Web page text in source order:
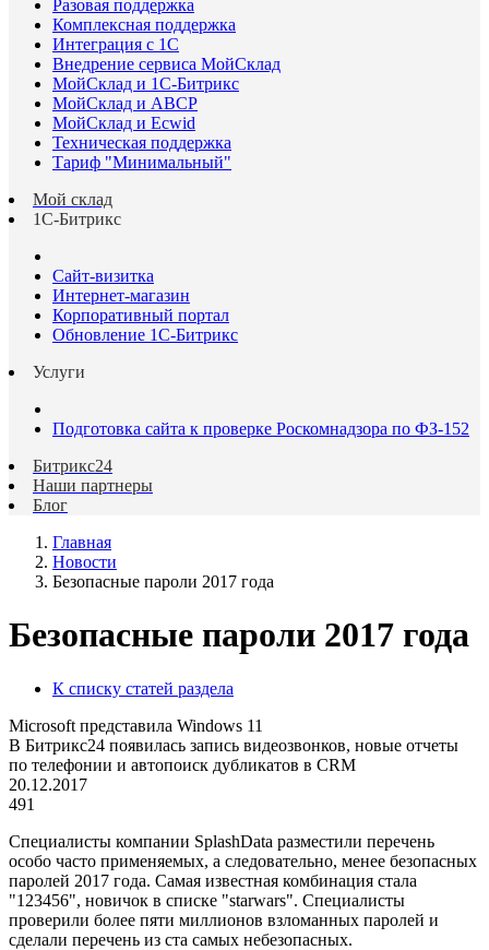
Разовая поддержка
Комплексная поддержка
Интеграция с 1С
Внедрение сервиса МойСклад
МойСклад и 1С-Битрикс
МойСклад и ABCP
МойСклад и Ecwid
Техническая поддержка
Тариф "Минимальный"
Мой склад
1С-Битрикс
Сайт-визитка
Интернет-магазин
Корпоративный портал
Обновление 1С-Битрикс
Услуги
Подготовка сайта к проверке Роскомнадзора по ФЗ-152
Битрикс24
Наши партнеры
Блог
Главная
Новости
Безопасные пароли 2017 года
Безопасные пароли 2017 года
К списку статей раздела
Microsoft представила Windows 11
В Битрикс24 появилась запись видеозвонков, новые отчеты
по телефонии и автопоиск дубликатов в CRM
20.12.2017
491
Специалисты компании SplashData разместили перечень
особо часто применяемых, а следовательно, менее безопасных
паролей 2017 года. Самая известная комбинация стала
"123456", новичок в списке "starwars". Специалисты
проверили более пяти миллионов взломанных паролей и
сделали перечень из ста самых небезопасных.